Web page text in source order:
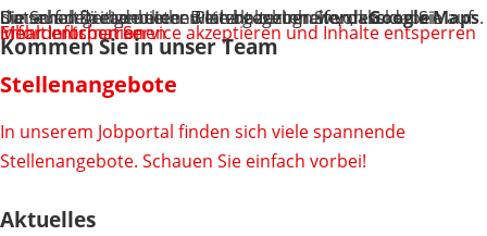
Sie sehen gerade einen Platzhalterinhalt vonGoogle Maps
. Um auf den eigentlichen Inhalt zuzugreifen, klicken Sie auf die Schaltfläche unten. Bitte beachten Sie, dass dabei Daten an Drittanbieter weitergegeben werden.
Mehr Informationen
Inhalt entsperren
Erforderlichen Service akzeptieren und Inhalte entsperren
Kommen Sie in unser Team
Stellenangebote
In unserem Jobportal finden sich viele spannende
Stellenangebote. Schauen Sie einfach vorbei!
Aktuelles